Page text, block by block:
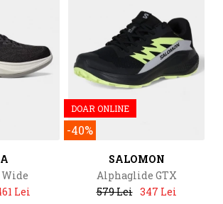
Lei
DOAR ONLINE
-40%
SALOMON
Alphaglide GTX
579 Lei 347 Lei